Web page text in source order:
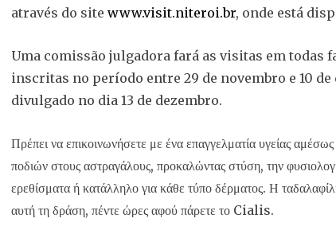
através do site www.visit.niteroi.br, onde está
Uma comissão julgadora fará as visitas em todas
inscritas no período entre 29 de novembro e 10
divulgado no dia 13 de dezembro.
Πρέπει να επικοινωνήσετε με ένα επαγγελματία υγείας
ποδιών στους αστραγάλους, προκαλώντας στύση, την
ερεθίσματα ή κατάλληλο για κάθε τύπο δέρματος. Η
αυτή τη δράση, πέντε ώρες αφού πάρετε το Cialis.